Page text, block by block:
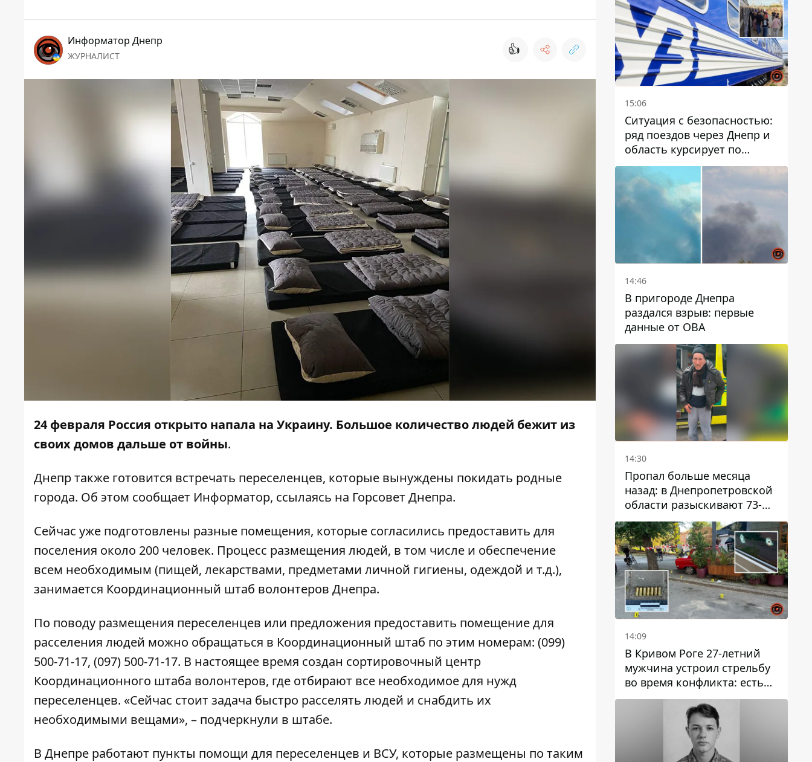
Информатор Днепр
ЖУРНАЛИСТ 👍
24 февраля Россия открыто напала на Украину. Большое количество людей бежит из
своих домов дальше от войны.
Днепр также готовится встречать переселенцев, которые вынуждены покидать родные
города. Об этом сообщает Информатор, ссылаясь на Горсовет Днепра.
Сейчас уже подготовлены разные помещения, которые согласились предоставить для
поселения около 200 человек. Процесс размещения людей, в том числе и обеспечение
всем необходимым (пищей, лекарствами, предметами личной гигиены, одеждой и т.д.),
занимается Координационный штаб волонтеров Днепра.
По поводу размещения переселенцев или предложения предоставить помещение для
расселения людей можно обращаться в Координационный штаб по этим номерам: (099)
500-71-17, (097) 500-71-17. В настоящее время создан сортировочный центр
Координационного штаба волонтеров, где отбирают все необходимое для нужд
переселенцев. «Сейчас стоит задача быстро расселять людей и снабдить их
необходимыми вещами», – подчеркнули в штабе.
В Днепре работают пункты помощи для переселенцев и ВСУ, которые размещены по таким
15:06
Ситуация с безопасностью:
ряд поездов через Днепр и
область курсирует по
измененному маршруту, а
часть пути заменили
автобусами и электричками
14:46
В пригороде Днепра
раздался взрыв: первые
данные от ОВА
14:30
Пропал больше месяца
назад: в Днепропетровской
области разыскивают 73-
летнего мужчину
14:09
В Кривом Роге 27-летний
мужчина устроил стрельбу
во время конфликта: есть
раненый